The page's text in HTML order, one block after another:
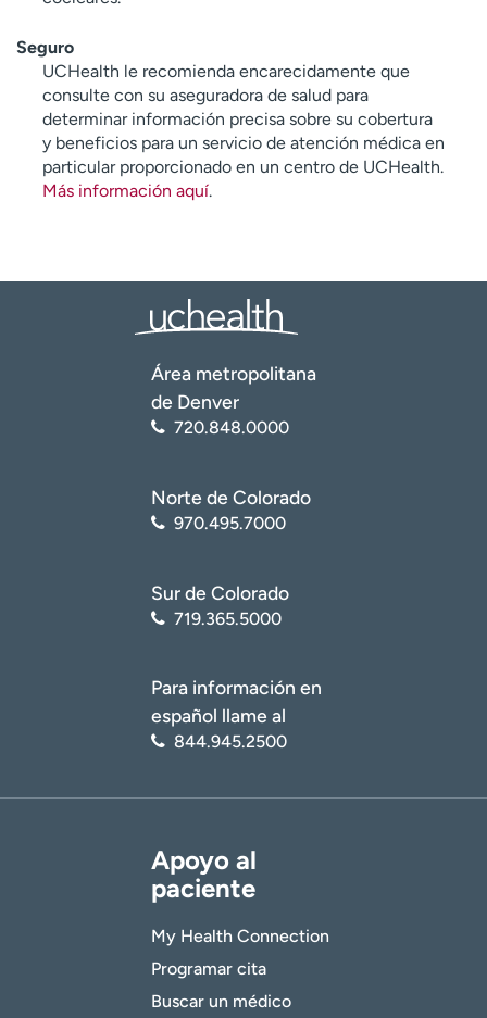
Seguro
UCHealth le recomienda encarecidamente que
consulte con su aseguradora de salud para
determinar información precisa sobre su cobertura
y beneficios para un servicio de atención médica en
particular proporcionado en un centro de UCHealth.
Más información aquí.
Área metropolitana
de Denver
720.848.0000
Norte de Colorado
970.495.7000
Sur de Colorado
719.365.5000
Para información en
español llame al
844.945.2500
Apoyo al
paciente
My Health Connection
Programar cita
Buscar un médico